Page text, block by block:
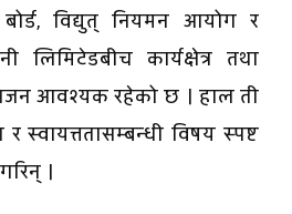
विद्युत् नियमन आयोग र
लिमिटेडबीच कार्यक्षेत्र तथा
आवश्यक रहेको छ । हाल ती
स्वायत्ततासम्बन्धी विषय स्पष्ट
।